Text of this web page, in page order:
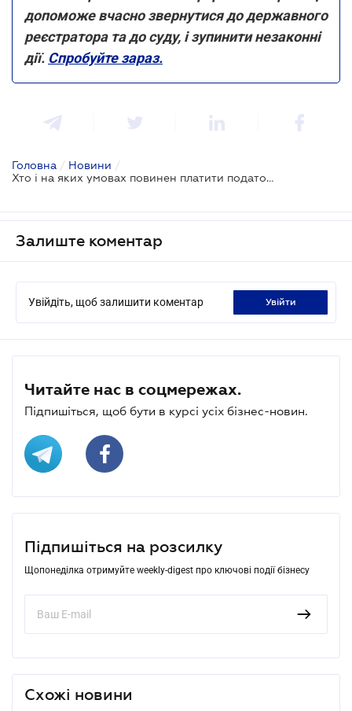
допоможе вчасно звернутися до державного
реєстратора та до суду, і зупинити незаконні
дії. Спробуйте зараз.
Головна / Новини /
Хто і на яких умовах повинен платити податок на нерухоме майно у 2021 році
Залиште коментар
Увійдіть, щоб залишити коментар увійти
Читайте нас в соцмережах.
Підпишіться, щоб бути в курсі усіх бізнес-новин.
Підпишіться на розсилку
Щопонеділка отримуйте weekly-digest про ключові події бізнесу
Схожі новини